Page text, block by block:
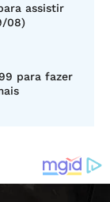
assistir
08)
para fazer